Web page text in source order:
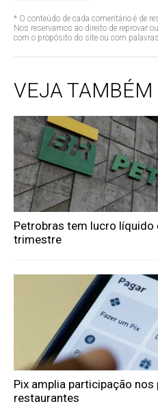
* O conteúdo de cada comentário é de
Nos reservamos ao direito de reprovar
com o propósito do site ou com
VEJA TAMBÉM
Petrobras tem lucro líquido
trimestre
Pix amplia participação
restaurantes